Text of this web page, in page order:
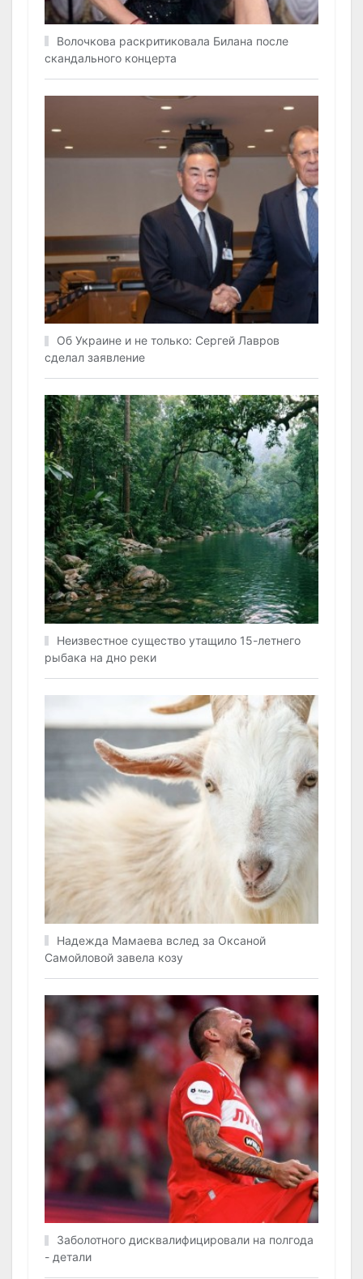
Волочкова раскритиковала Билана после
скандального концерта
Об Украине и не только: Сергей Лавров
сделал заявление
Неизвестное существо утащило 15-летнего
рыбака на дно реки
Надежда Мамаева вслед за Оксаной
Самойловой завела козу
Заболотного дисквалифицировали на полгода
- детали